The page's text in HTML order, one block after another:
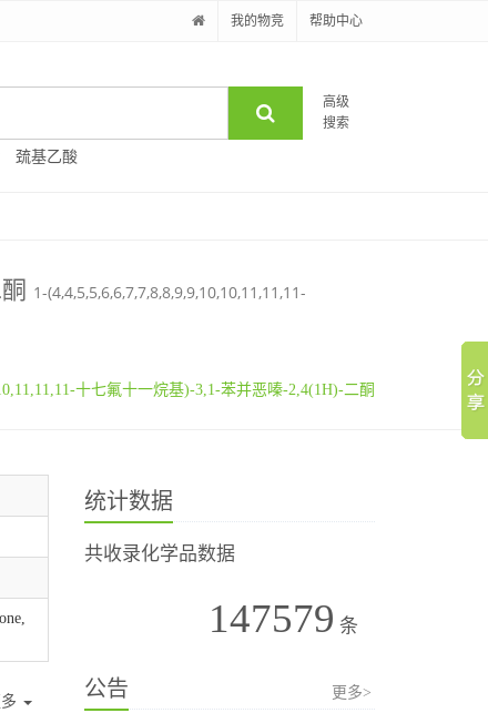
我的物竞 帮助中心
高级
搜索
巯基乙酸
1-(4,4,5,5,6,6,7,7,8,8,9,9,10,10,11,11,11-
十七氟十一烷基)-3,1-苯并恶嗪-2,4(1H)-二酮
统计数据
共收录化学品数据
147579 条
公告 更多>